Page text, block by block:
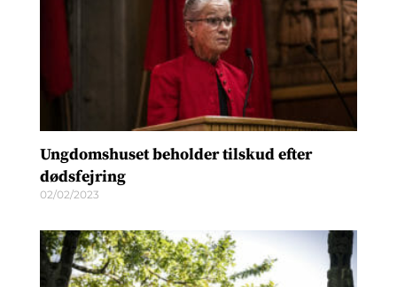
Ungdomshuset beholder tilskud efter
dødsfejring
02/02/2023